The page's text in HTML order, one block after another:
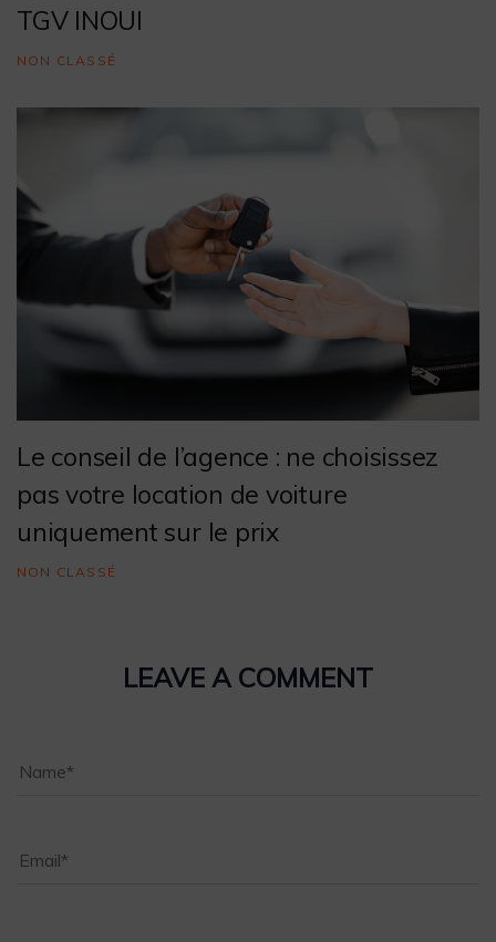
TGV INOUI
NON CLASSÉ
Le conseil de l’agence : ne choisissez
pas votre location de voiture
uniquement sur le prix
NON CLASSÉ
LEAVE A COMMENT